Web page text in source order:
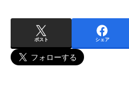
ポスト シェア